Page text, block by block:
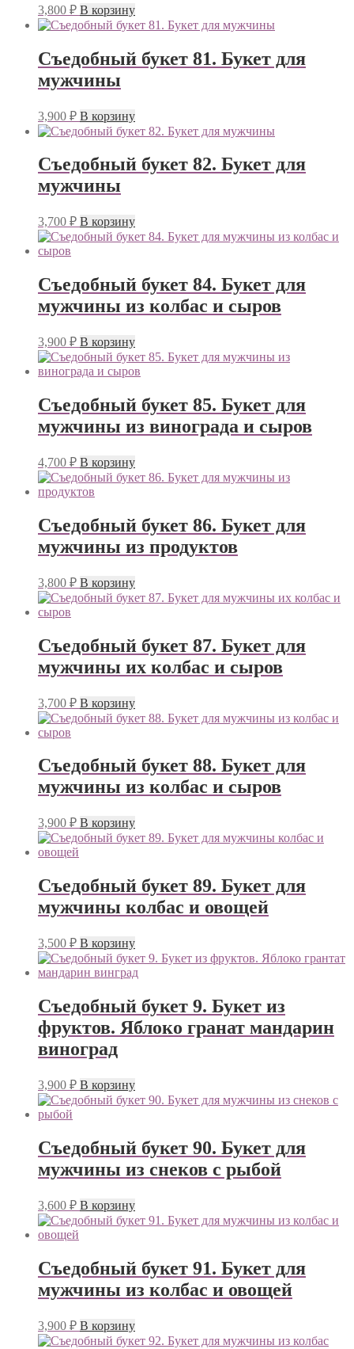
3,800 ₽ В корзину
Съедобный букет 81. Букет для
мужчины
3,900 ₽ В корзину
Съедобный букет 82. Букет для
мужчины
3,700 ₽ В корзину
Съедобный букет 84. Букет для
мужчины из колбас и сыров
3,900 ₽ В корзину
Съедобный букет 85. Букет для
мужчины из винограда и сыров
4,700 ₽ В корзину
Съедобный букет 86. Букет для
мужчины из продуктов
3,800 ₽ В корзину
Съедобный букет 87. Букет для
мужчины их колбас и сыров
3,700 ₽ В корзину
Съедобный букет 88. Букет для
мужчины из колбас и сыров
3,900 ₽ В корзину
Съедобный букет 89. Букет для
мужчины колбас и овощей
3,500 ₽ В корзину
Съедобный букет 9. Букет из
фруктов. Яблоко гранат мандарин
виноград
3,900 ₽ В корзину
Съедобный букет 90. Букет для
мужчины из снеков с рыбой
3,600 ₽ В корзину
Съедобный букет 91. Букет для
мужчины из колбас и овощей
3,900 ₽ В корзину